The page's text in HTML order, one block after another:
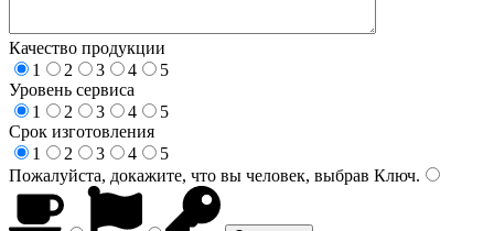
Качество продукции
1
2 3 4
5
Уровень сервиса
1
2 3 4
5
Срок изготовления
1
2 3 4
5
Пожалуйста, докажите, что вы человек, выбрав Ключ.